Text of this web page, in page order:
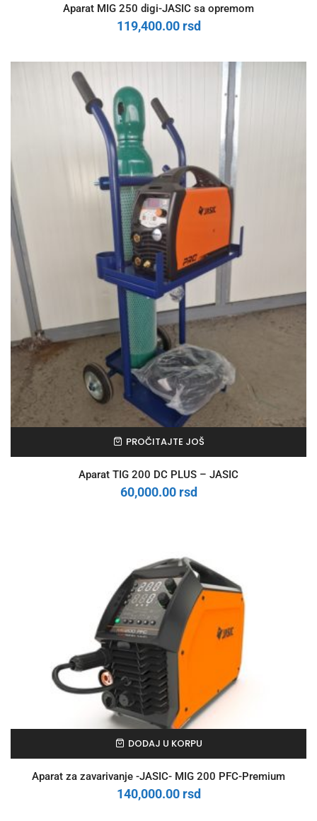
Aparat MIG 250 digi-JASIC sa opremom
119,400.00 rsd
PROČITAJTE JOŠ
Aparat TIG 200 DC PLUS – JASIC
60,000.00 rsd
DODAJ U KORPU
Aparat za zavarivanje -JASIC- MIG 200 PFC-Premium
140,000.00 rsd